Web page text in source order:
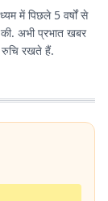
में पिछले 5 वर्षों से
अभी प्रभात खबर
रुचि रखते हैं.